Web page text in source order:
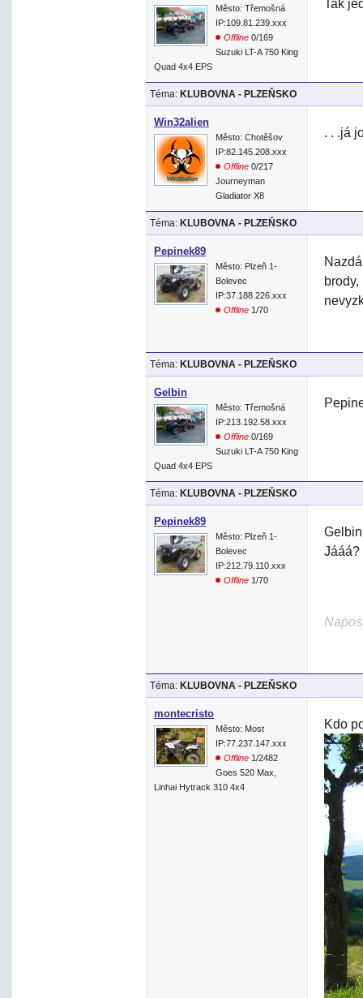
Město: Třemošná
IP:109.81.239.xxx
Offline 0/169
Suzuki LT-A 750 King
Quad 4x4 EPS
Tak
Téma: KLUBOVNA - PLZEŇSKO
Win32alien
Město: Chotěšov
IP:82.145.208.xxx
Offline 0/217
Journeyman
Gladiator X8
. . .já
Téma: KLUBOVNA - PLZEŇSKO
Pepinek89
Město: Plzeň 1-
Bolevec
IP:37.188.226.xxx
Offline 1/70
Téma: KLUBOVNA - PLZEŇSKO
Gelbin
Město: Třemošná
IP:213.192.58.xxx
Offline 0/169
Suzuki LT-A 750 King
Quad 4x4 EPS
Téma: KLUBOVNA - PLZEŇSKO
Pepinek89
Město: Plzeň 1-
Bolevec
IP:212.79.110.xxx
Offline 1/70
Téma: KLUBOVNA - PLZEŇSKO
montecristo
Město: Most
IP:77.237.147.xxx
Offline 1/2482
Goes 520 Max,
Linhai Hytrack 310 4x4
Kdo